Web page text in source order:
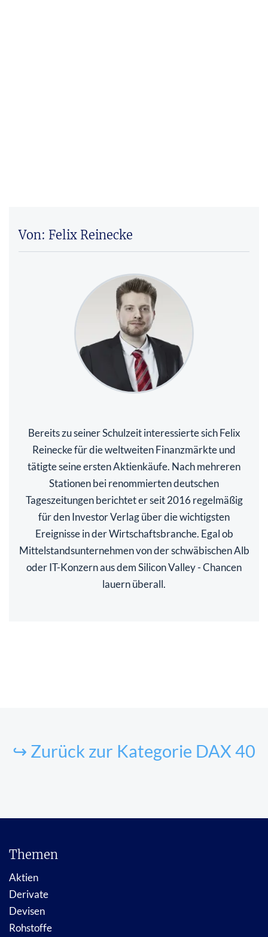
Von: Felix Reinecke
Bereits zu seiner Schulzeit interessierte sich Felix
Reinecke für die weltweiten Finanzmärkte und
tätigte seine ersten Aktienkäufe. Nach mehreren
Stationen bei renommierten deutschen
Tageszeitungen berichtet er seit 2016 regelmäßig
für den Investor Verlag über die wichtigsten
Ereignisse in der Wirtschaftsbranche. Egal ob
Mittelstandsunternehmen von der schwäbischen Alb
oder IT-Konzern aus dem Silicon Valley - Chancen
lauern überall.
↪ Zurück zur Kategorie DAX 40
Themen
Aktien
Derivate
Devisen
Rohstoffe